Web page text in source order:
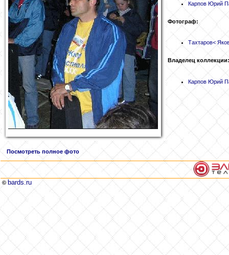
Карпов Юрий
Фотограф:
Тахтаров<
Владелец коллекции:
Карпов Юрий
Посмотреть полное фото
© bards.ru